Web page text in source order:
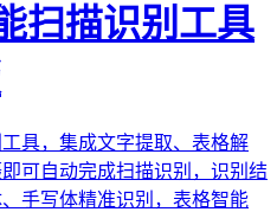
扫描识别工具
具，集成文字提取、表格解
可自动完成扫描识别，识别结
手写体精准识别，表格智能